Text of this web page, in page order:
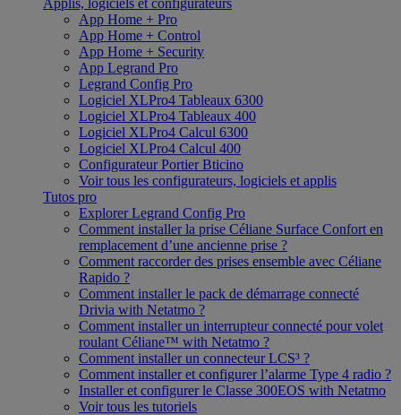
Applis, logiciels et configurateurs
App Home + Pro
App Home + Control
App Home + Security
App Legrand Pro
Legrand Config Pro
Logiciel XLPro4 Tableaux 6300
Logiciel XLPro4 Tableaux 400
Logiciel XLPro4 Calcul 6300
Logiciel XLPro4 Calcul 400
Configurateur Portier Bticino
Voir tous les configurateurs, logiciels et applis
Tutos pro
Explorer Legrand Config Pro
Comment installer la prise Céliane Surface Confort en
remplacement d’une ancienne prise ?
Comment raccorder des prises ensemble avec Céliane
Rapido ?
Comment installer le pack de démarrage connecté
Drivia with Netatmo ?
Comment installer un interrupteur connecté pour volet
roulant Céliane™ with Netatmo ?
Comment installer un connecteur LCS³ ?
Comment installer et configurer l’alarme Type 4 radio ?
Installer et configurer le Classe 300EOS with Netatmo
Voir tous les tutoriels